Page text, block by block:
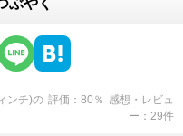
ンチ)の 評価 80 ％ 感想・レビュ
ー
29件